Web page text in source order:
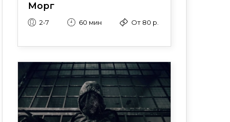
Морг
2-7 60 мин От 80 р.